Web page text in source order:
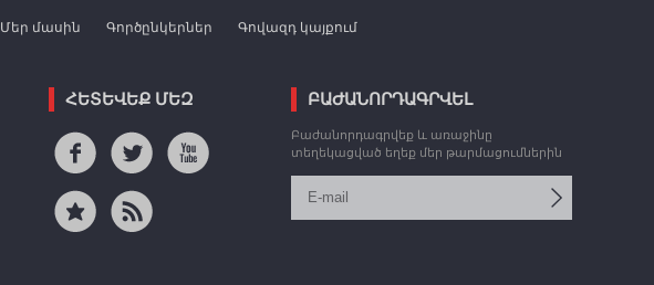
Մեր մասին Գործընկերներ Գովազդ կայքում
ՀԵՏԵՎԵՔ ՄԵԶ ԲԱԺԱՆՈՐԴԱԳՐՎԵԼ
Բաժանորդագրվեք և առաջինը
տեղեկացված եղեք մեր թարմացումներին